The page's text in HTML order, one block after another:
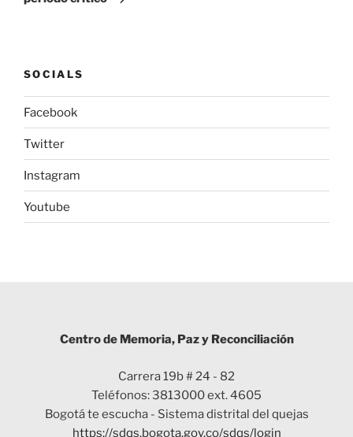
SOCIALS
Facebook
Twitter
Instagram
Youtube
Centro de Memoria, Paz y Reconciliación
Carrera 19b # 24 - 82
Teléfonos: 3813000 ext. 4605
Bogotá te escucha - Sistema distrital del quejas
https://sdqs.bogota.gov.co/sdqs/login